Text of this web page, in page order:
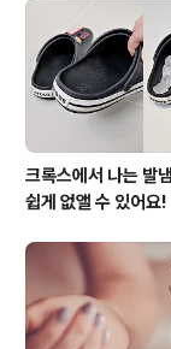
담스럽다.이럴 때는 숯
는 '스모크 닭다리'가
다면 '불닭볶음면'을..
크록스에서 나는 발
쉽게 없앨 수 있어요!